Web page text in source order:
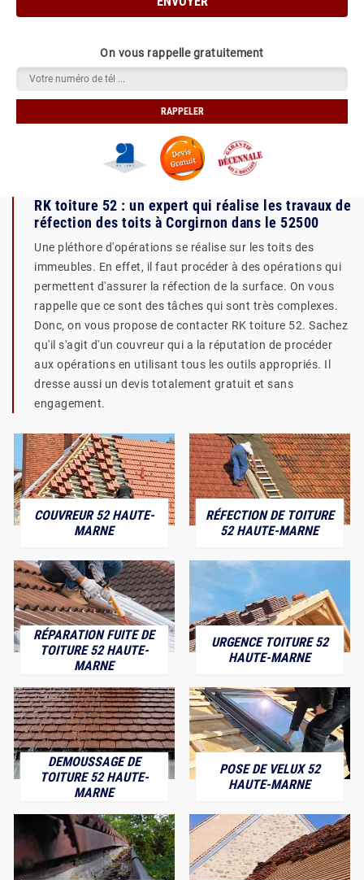
On vous rappelle gratuitement
RK toiture 52 : un expert qui réalise les travaux de
réfection des toits à Corgirnon dans le 52500
Une pléthore d'opérations se réalise sur les toits des
immeubles. En effet, il faut procéder à des opérations qui
permettent d'assurer la réfection de la surface. On vous
rappelle que ce sont des tâches qui sont très complexes.
Donc, on vous propose de contacter RK toiture 52. Sachez
qu'il s'agit d'un couvreur qui a la réputation de procéder
aux opérations en utilisant tous les outils appropriés. Il
dresse aussi un devis totalement gratuit et sans
engagement.
COUVREUR 52 HAUTE-
MARNE
RÉFECTION DE TOITURE
52 HAUTE-MARNE
RÉPARATION FUITE DE
TOITURE 52 HAUTE-
MARNE
URGENCE TOITURE 52
HAUTE-MARNE
DEMOUSSAGE DE
TOITURE 52 HAUTE-
MARNE
POSE DE VELUX 52
HAUTE-MARNE